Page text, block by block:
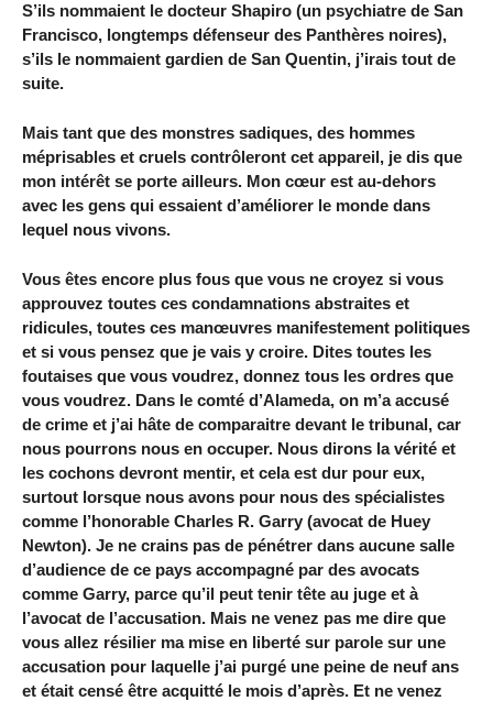
S’ils nommaient le docteur Shapiro (un psychiatre de San
Francisco, longtemps défenseur des Panthères noires),
s’ils le nommaient gardien de San Quentin, j’irais tout de
suite.
Mais tant que des monstres sadiques, des hommes
méprisables et cruels contrôleront cet appareil, je dis que
mon intérêt se porte ailleurs. Mon cœur est au-dehors
avec les gens qui essaient d’améliorer le monde dans
lequel nous vivons.
Vous êtes encore plus fous que vous ne croyez si vous
approuvez toutes ces condamnations abstraites et
ridicules, toutes ces manœuvres manifestement politiques
et si vous pensez que je vais y croire. Dites toutes les
foutaises que vous voudrez, donnez tous les ordres que
vous voudrez. Dans le comté d’Alameda, on m’a accusé
de crime et j’ai hâte de comparaitre devant le tribunal, car
nous pourrons nous en occuper. Nous dirons la vérité et
les cochons devront mentir, et cela est dur pour eux,
surtout lorsque nous avons pour nous des spécialistes
comme l’honorable Charles R. Garry (avocat de Huey
Newton). Je ne crains pas de pénétrer dans aucune salle
d’audience de ce pays accompagné par des avocats
comme Garry, parce qu’il peut tenir tête au juge et à
l’avocat de l’accusation. Mais ne venez pas me dire que
vous allez résilier ma mise en liberté sur parole sur une
accusation pour laquelle j’ai purgé une peine de neuf ans
et était censé être acquitté le mois d’après. Et ne venez